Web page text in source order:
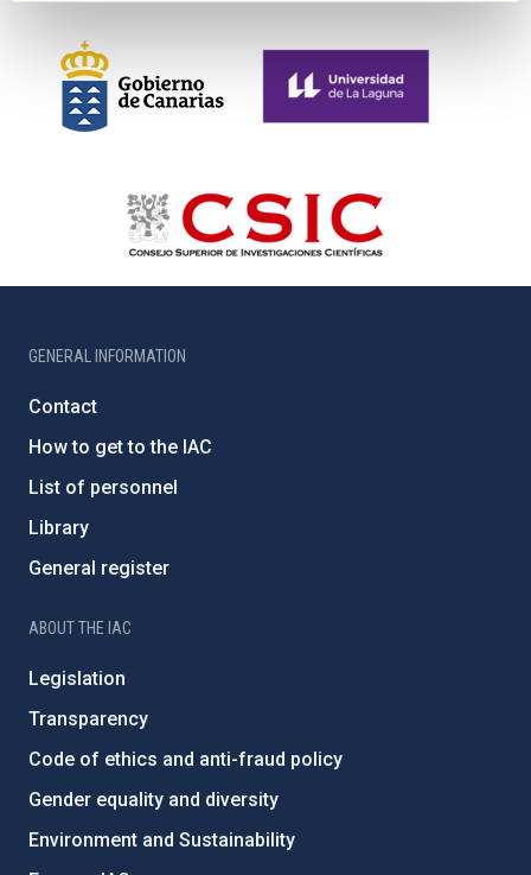
GENERAL INFORMATION
Contact
How to get to the IAC
List of personnel
Library
General register
ABOUT THE IAC
Legislation
Transparency
Code of ethics and anti-fraud policy
Gender equality and diversity
Environment and Sustainability